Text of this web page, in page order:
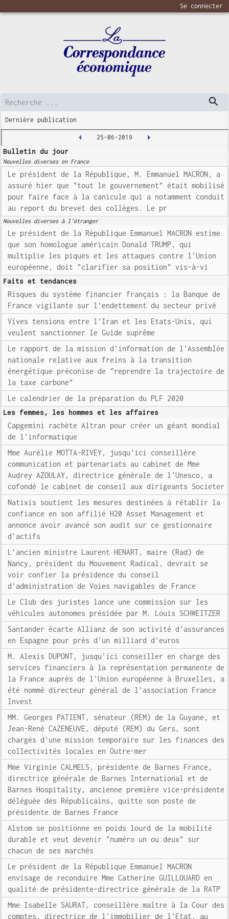
Se connecter
Dernière publication
25-06-2019
Bulletin du jour
Nouvelles diverses en France
Le président de la République, M. Emmanuel MACRON, a
assuré hier que "tout le gouvernement" était mobilisé
pour faire face à la canicule qui a notamment conduit
au report du brevet des collèges. Le pr
Nouvelles diverses à l'étranger
Le président de la République Emmanuel MACRON estime
que son homologue américain Donald TRUMP, qui
multiplie les piques et les attaques contre l'Union
européenne, doit "clarifier sa position" vis-à-vi
Faits et tendances
Risques du système financier français : la Banque de
France vigilante sur l'endettement du secteur privé
Vives tensions entre l'Iran et les Etats-Unis, qui
veulent sanctionner le Guide suprême
Le rapport de la mission d'information de l'Assemblée
nationale relative aux freins à la transition
énergétique préconise de "reprendre la trajectoire de
la taxe carbone"
Le calendrier de la préparation du PLF 2020
Les femmes, les hommes et les affaires
Capgemini rachète Altran pour créer un géant mondial
de l'informatique
Mme Aurélie MOTTA-RIVEY, jusqu'ici conseillère
communication et partenariats au cabinet de Mme
Audrey AZOULAY, directrice générale de l'Unesco, a
cofondé le cabinet de conseil aux dirigeants Societer
Natixis soutient les mesures destinées à rétablir la
confiance en son affilié H20 Asset Management et
annonce avoir avancé son audit sur ce gestionnaire
d'actifs
L'ancien ministre Laurent HENART, maire (Rad) de
Nancy, président du Mouvement Radical, devrait se
voir confier la présidence du conseil
d'administration de Voies navigables de France
Le Club des juristes lance une commission sur les
véhicules autonomes présidée par M. Louis SCHWEITZER
Santander écarte Allianz de son activité d'assurances
en Espagne pour près d'un milliard d'euros
M. Alexis DUPONT, jusqu'ici conseiller en charge des
services financiers à la représentation permanente de
la France auprès de l'Union européenne à Bruxelles, a
été nommé directeur général de l'association France
Invest
MM. Georges PATIENT, sénateur (REM) de la Guyane, et
Jean-René CAZENEUVE, député (REM) du Gers, sont
chargés d'une mission temporaire sur les finances des
collectivités locales en Outre-mer
Mme Virginie CALMELS, présidente de Barnes France,
directrice générale de Barnes International et de
Barnes Hospitality, ancienne première vice-présidente
déléguée des Républicains, quitte son poste de
présidente de Barnes France
Alstom se positionne en poids lourd de la mobilité
durable et veut devenir "numéro un ou deux" sur
chacun de ses marchés
Le président de la République Emmanuel MACRON
envisage de reconduire Mme Catherine GUILLOUARD en
qualité de présidente-directrice générale de la RATP
Mme Isabelle SAURAT, conseillère maître à la Cour des
comptes, directrice de l'immobilier de l'Etat, au